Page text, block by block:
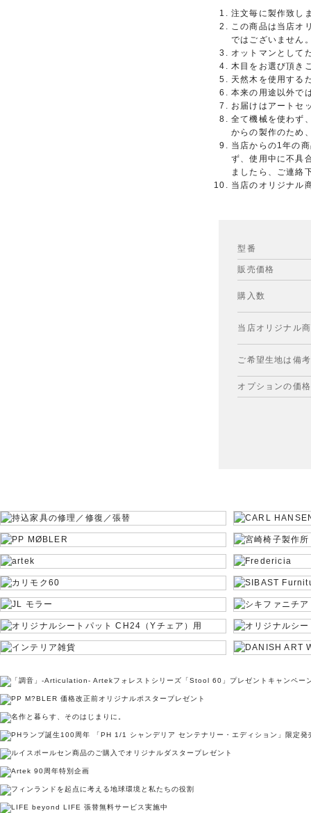
注文毎に製作致し
この商品は当店オ
ではございません
オットマンとして
木目をお選び頂き
天然木を使用する
本来の用途以外で
お届けはアートセ
全て機械を使わず
からの製作のため
当店からの1年の
ず、使用中に不具
ましたら、ご連絡
当店のオリジナル
型番
販売価格
購入数
当店オリジナル
ご希望生地は備
オプションの価